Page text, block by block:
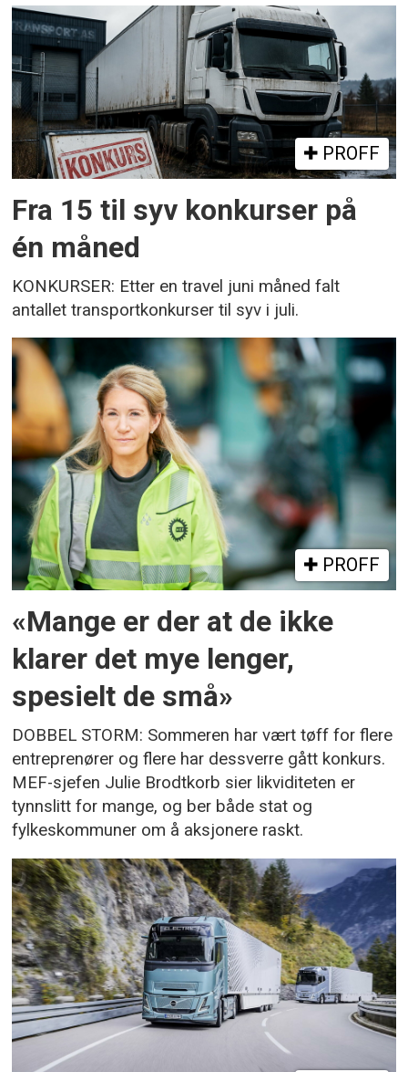
PROFF
Fra 15 til syv konkurser på
én måned
KONKURSER: Etter en travel juni måned falt
antallet transportkonkurser til syv i juli.
PROFF
«Mange er der at de ikke
klarer det mye lenger,
spesielt de små»
DOBBEL STORM: Sommeren har vært tøff for flere
entreprenører og flere har dessverre gått konkurs.
MEF-sjefen Julie Brodtkorb sier likviditeten er
tynnslitt for mange, og ber både stat og
fylkeskommuner om å aksjonere raskt.